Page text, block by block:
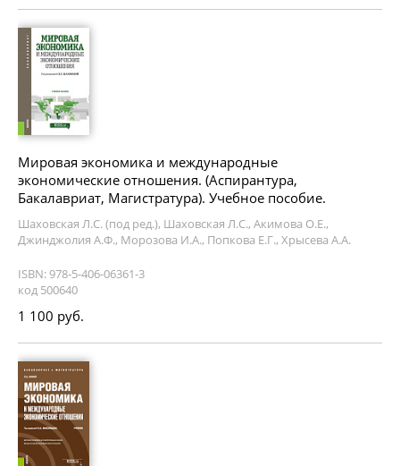
Мировая экономика и международные
экономические отношения. (Аспирантура,
Бакалавриат, Магистратура). Учебное пособие.
Шаховская Л.С. (под ред.), Шаховская Л.С., Акимова О.Е.,
Джинджолия А.Ф., Морозова И.А., Попкова Е.Г., Хрысева А.А.
ISBN: 978-5-406-06361-3
код 500640
1 100 руб.